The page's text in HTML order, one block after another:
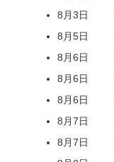
8月3日
8月5日
8月6日
8月6日
8月6日
8月7日
8月7日